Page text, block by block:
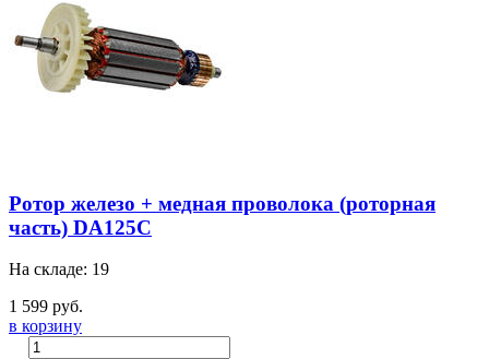
Ротор железо + медная проволока (роторная
часть) DA125C
На складе: 19
1 599 руб.
в корзину